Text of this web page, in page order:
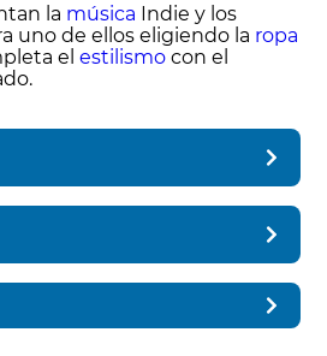
la música Indie y los
uno de ellos eligiendo la ropa
el estilismo con el